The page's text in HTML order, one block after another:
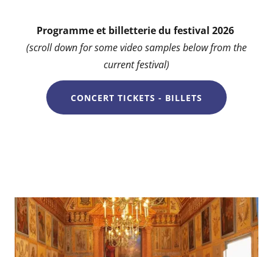
Programme et billetterie du festival 2026
(scroll down for some video samples below from the
current festival)
CONCERT TICKETS - BILLETS